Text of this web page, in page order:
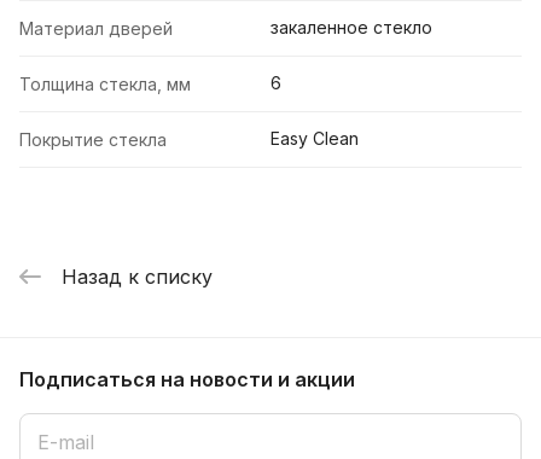
Материал дверей закаленное стекло
Толщина стекла, мм 6
Покрытие стекла Easy Clean
Назад к списку
Подписаться на новости и акции